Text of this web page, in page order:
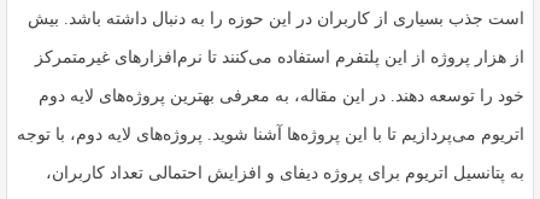
است جذب بسیاری از کاربران در این حوزه را به دنبال داشته باشد. بیش
از هزار پروژه از این پلتفرم استفاده می‌کنند تا نرم‌افزارهای غیرمتمرکز
خود را توسعه دهند. در این مقاله، به معرفی بهترین پروژه‌های لایه دوم
اتریوم می‌پردازیم تا با این پروژه‌ها آشنا شوید. پروژه‌های لایه دوم، با توجه
به پتانسیل اتریوم برای پروژه دیفای و افزایش احتمالی تعداد کاربران،